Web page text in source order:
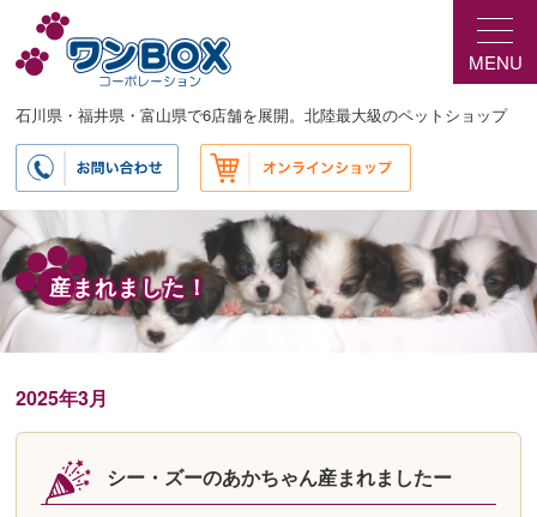
ン
ン
ツ
へ
移
動
コ
テ
へ
移
動
MENU
石川県・福井県・富山県で6店舗を展開。北陸最大級のペットショップ
産まれました！
2025年3月
シー・ズーのあかちゃん産まれましたー